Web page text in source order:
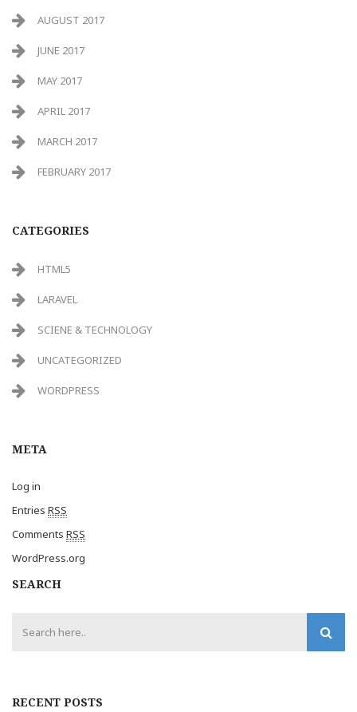
AUGUST 2017
JUNE 2017
MAY 2017
APRIL 2017
MARCH 2017
FEBRUARY 2017
CATEGORIES
HTML5
LARAVEL
SCIENE & TECHNOLOGY
UNCATEGORIZED
WORDPRESS
META
Log in
Entries RSS
Comments RSS
WordPress.org
SEARCH
RECENT POSTS